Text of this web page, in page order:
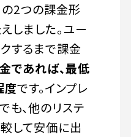
の2つの課金形
しました。ユー
するまで課金
であれば、最低
度です。インプレ
も、他のリステ
して安価に出